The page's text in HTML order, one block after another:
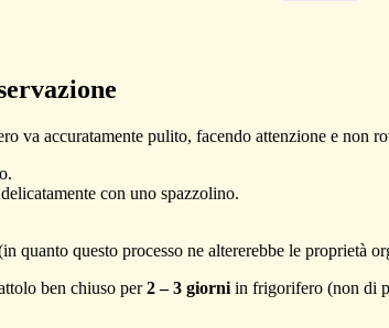
va accuratamente pulito, facendo attenzione e non
con uno spazzolino.
quanto questo processo ne altererebbe le proprietà
ben chiuso per2 – 3 giorni in frigorifero (non di